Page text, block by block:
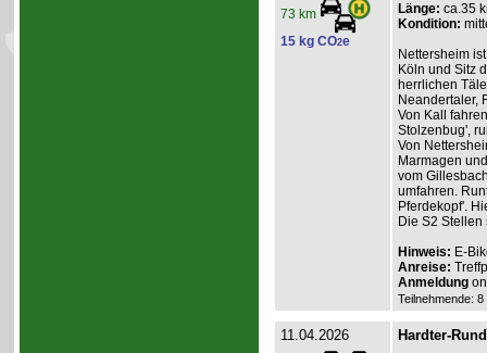
73 km
15 kg CO2e
Länge: ca.35
Kondition:
Nettersheim
Köln und Sitz
herrlichen
Neandertaler,
Von Kall
Stolzenbug',
Von
Marmagen
vom
umfahren.
Pferdekopf'.
Die S2
Hinweis: E-
Anreise:
Anmeldung
Teilnehmende:
11.04.2026 Hardter-